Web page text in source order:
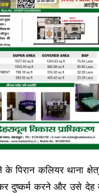
के पिरान कलियर थाना
दुष्कर्म करने और उसे देह